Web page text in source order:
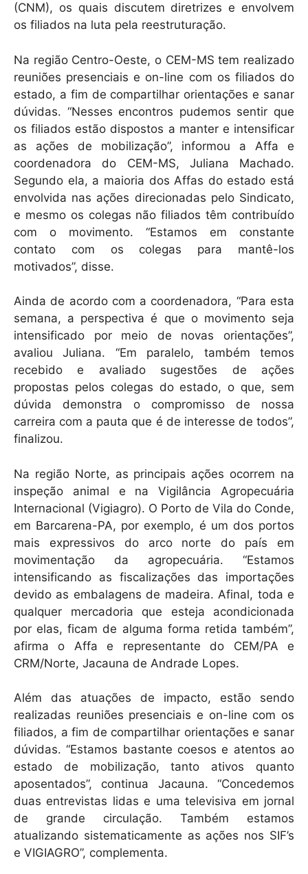
(CNM), os quais discutem diretrizes e envolvem
os filiados na luta pela reestruturação.
Na região Centro-Oeste, o CEM-MS tem realizado
reuniões presenciais e on-line com os filiados do
estado, a fim de compartilhar orientações e sanar
dúvidas. “Nesses encontros pudemos sentir que
os filiados estão dispostos a manter e intensificar
as ações de mobilização”, informou a Affa e
coordenadora do CEM-MS, Juliana Machado.
Segundo ela, a maioria dos Affas do estado está
envolvida nas ações direcionadas pelo Sindicato,
e mesmo os colegas não filiados têm contribuído
com o movimento. “Estamos em constante
contato com os colegas para mantê-los
motivados”, disse.
Ainda de acordo com a coordenadora, “Para esta
semana, a perspectiva é que o movimento seja
intensificado por meio de novas orientações”,
avaliou Juliana. “Em paralelo, também temos
recebido e avaliado sugestões de ações
propostas pelos colegas do estado, o que, sem
dúvida demonstra o compromisso de nossa
carreira com a pauta que é de interesse de todos”,
finalizou.
Na região Norte, as principais ações ocorrem na
inspeção animal e na Vigilância Agropecuária
Internacional (Vigiagro). O Porto de Vila do Conde,
em Barcarena-PA, por exemplo, é um dos portos
mais expressivos do arco norte do país em
movimentação da agropecuária. “Estamos
intensificando as fiscalizações das importações
devido as embalagens de madeira. Afinal, toda e
qualquer mercadoria que esteja acondicionada
por elas, ficam de alguma forma retida também”,
afirma o Affa e representante do CEM/PA e
CRM/Norte, Jacauna de Andrade Lopes.
Além das atuações de impacto, estão sendo
realizadas reuniões presenciais e on-line com os
filiados, a fim de compartilhar orientações e sanar
dúvidas. “Estamos bastante coesos e atentos ao
estado de mobilização, tanto ativos quanto
aposentados”, continua Jacauna. “Concedemos
duas entrevistas lidas e uma televisiva em jornal
de grande circulação. Também estamos
atualizando sistematicamente as ações nos SIF’s
e VIGIAGRO”, complementa.